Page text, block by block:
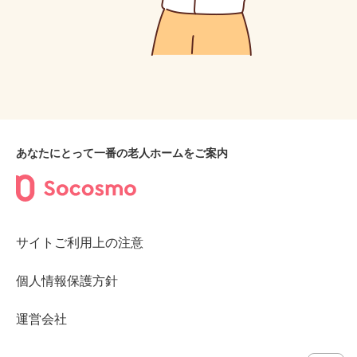
あなたにとって一番の老人ホームをご案内
サイトご利用上の注意
個人情報保護方針
運営会社